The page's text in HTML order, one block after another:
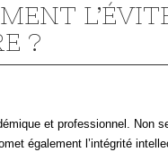
?
et professionnel. Non
également l’intégrité